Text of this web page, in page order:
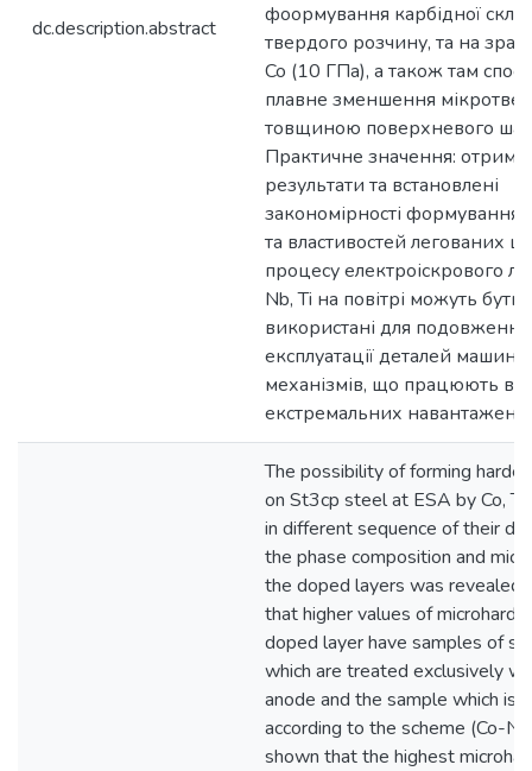
dc.description.abstract
фоормування карбідної
твердого розчину, та на
Co (10 ГПа), а також там
плавне зменшення
товщиною поверхневого
Практичне значення:
результати та встановлені
закономірності формування
та властивостей легованих
процесу електроіскрового
Nb, Ti на повітрі можуть бути
використані для подовження
експлуатації деталей машин
механізмів, що працюють в
екстремальних навантажень.
The possibility of forming
on St3cp steel at ESA by Co,
in different sequence of their
the phase composition and
the doped layers was revealed.
that higher values of
doped layer have samples of
which are treated exclusively
anode and the sample which is
according to the scheme (Co-
shown that the highest